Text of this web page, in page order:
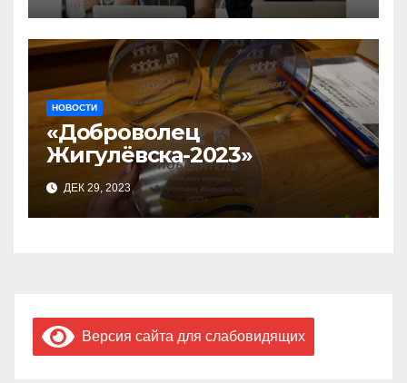
предприниматель»
НОВОСТИ
«Доброволец
Жигулёвска-2023»
ДЕК 29, 2023
Версия сайта для слабовидящих